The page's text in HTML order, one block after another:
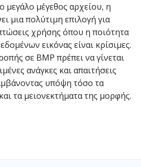
μέγεθος αρχείου, η
μια πολύτιμη επιλογή για
χρήσης όπου η ποιότητα
εικόνας είναι κρίσιμες.
σε BMP πρέπει να γίνεται
ανάγκες και απαιτήσεις
υπόψη τόσο τα
τα μειονεκτήματα της μορφής.